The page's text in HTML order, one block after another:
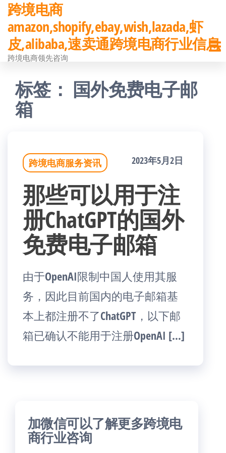
前
往
内
跨境电商
amazon,shopify,ebay,wish,lazada,虾
皮,alibaba,速卖通跨境电商行业信息
跨境电商领先咨询
标签： 国外免费电子邮
箱
跨境电商服务资讯 2023年5月2日
那些可以用于注
册ChatGPT的国外
免费电子邮箱
由于OpenAI限制中国人使用其服
务，因此目前国内的电子邮箱基
本上都注册不了ChatGPT，以下邮
箱已确认不能用于注册OpenAI […]
加微信可以了解更多跨境电
商行业咨询